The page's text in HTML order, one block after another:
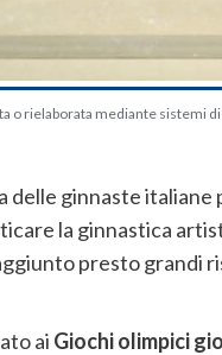
o rielaborata mediante sistemi
delle ginnaste
la ginnastica
presto grandi
ai Giochi olimpici